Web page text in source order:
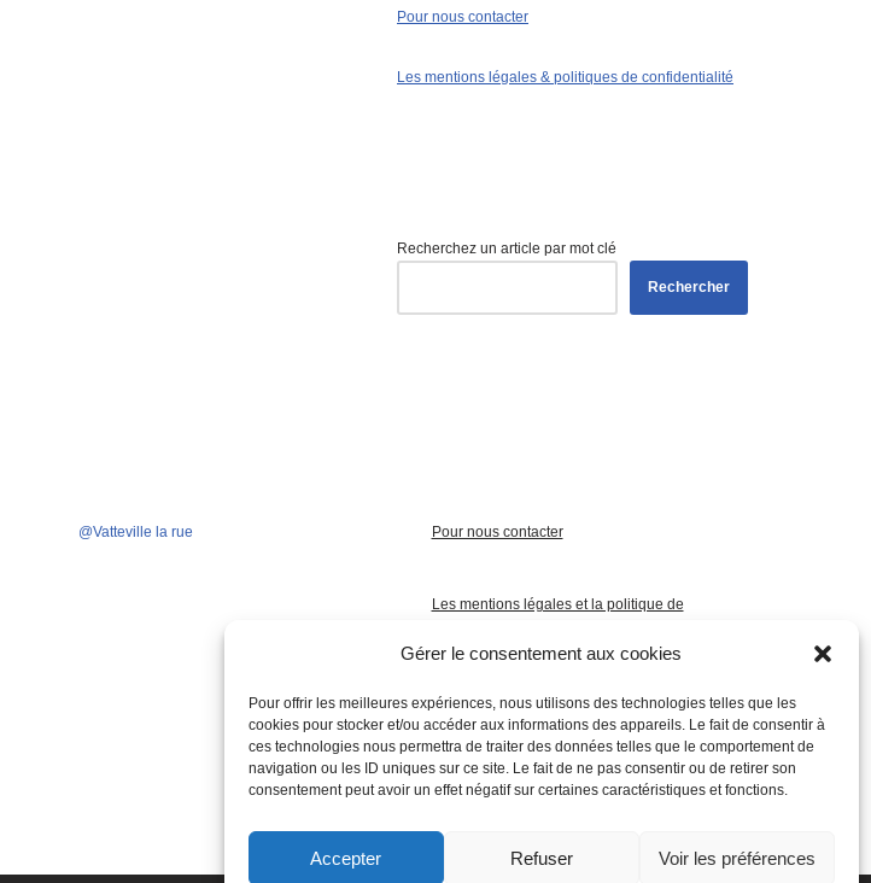
Gérer le consentement aux cookies
Pour offrir les meilleures expériences, nous utilisons des technologies telles que les
cookies pour stocker et/ou accéder aux informations des appareils. Le fait de consentir à
ces technologies nous permettra de traiter des données telles que le comportement de
navigation ou les ID uniques sur ce site. Le fait de ne pas consentir ou de retirer son
consentement peut avoir un effet négatif sur certaines caractéristiques et fonctions.
Accepter Refuser Voir les préférences
Pour nous contacter
Les mentions légales & politiques de confidentialité
Recherchez un article par mot clé
Rechercher
@Vatteville la rue Pour nous contacter
Les mentions légales et la politique de